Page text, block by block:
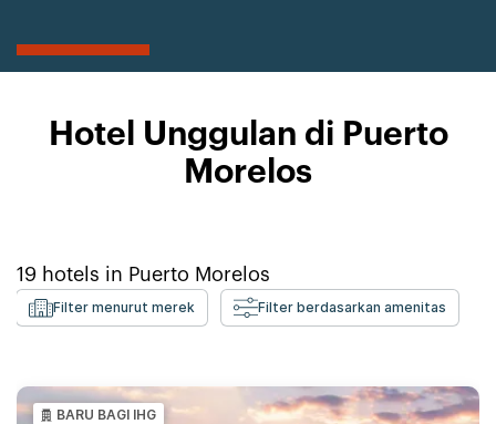
Hotel Unggulan di Puerto
Morelos
19 hotels in Puerto Morelos
Filter menurut merek Filter berdasarkan amenitas
BARU BAGI IHG